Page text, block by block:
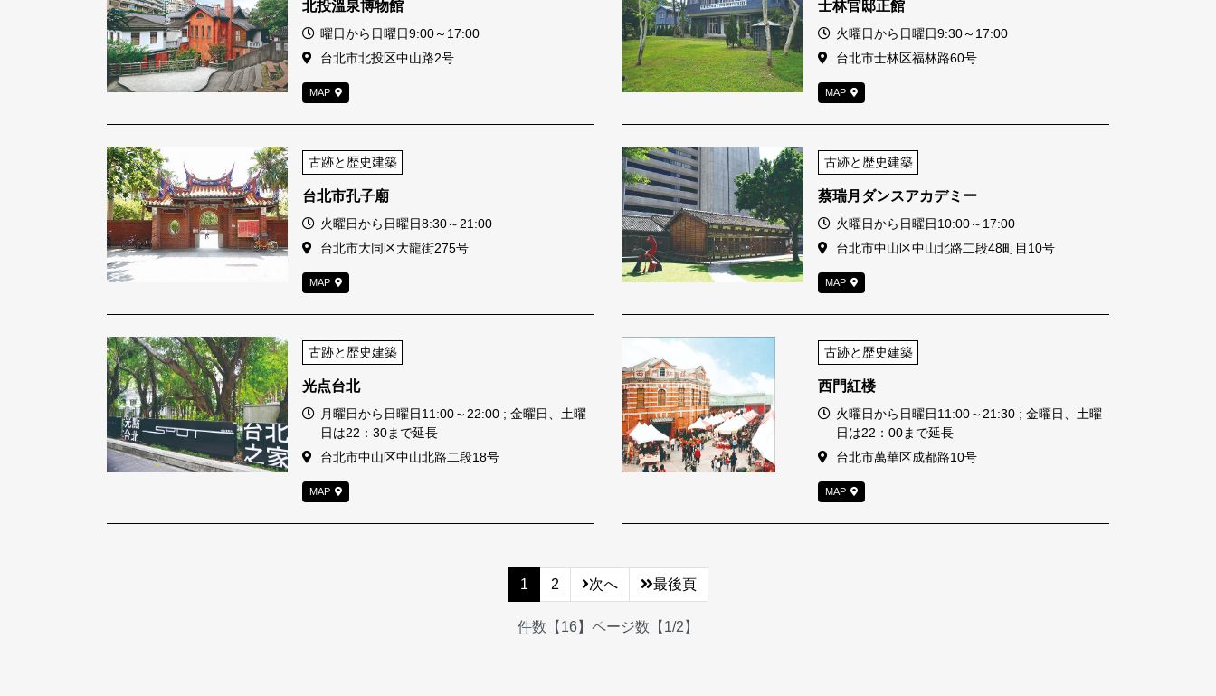
北投溫泉博物館
営業時間
曜日から日曜日9:00～17:00
住所
台北市北投区中山路2号
MAP
士林官邸正館
営業時間
火曜日から日曜日9:30～17:00
住所
台北市士林区福林路60号
MAP
古跡と歴史建築
台北市孔子廟
営業時間
火曜日から日曜日8:30～21:00
住所
台北市大同区大龍街275号
MAP
古跡と歴史建築
蔡瑞月ダンスアカデミー
営業時間
火曜日から日曜日10:00～17:00
住所
台北市中山区中山北路二段48町目10号
MAP
古跡と歴史建築
光点台北
営業時間
月曜日から日曜日11:00～22:00 ; 金曜日、土曜
日は22：30まで延長
住所
台北市中山区中山北路二段18号
MAP
古跡と歴史建築
西門紅楼
営業時間
火曜日から日曜日11:00～21:30 ; 金曜日、土曜
日は22：00まで延長
住所
台北市萬華区成都路10号
MAP
1 2 次へ 最後頁
件数【16】ページ数【1/2】